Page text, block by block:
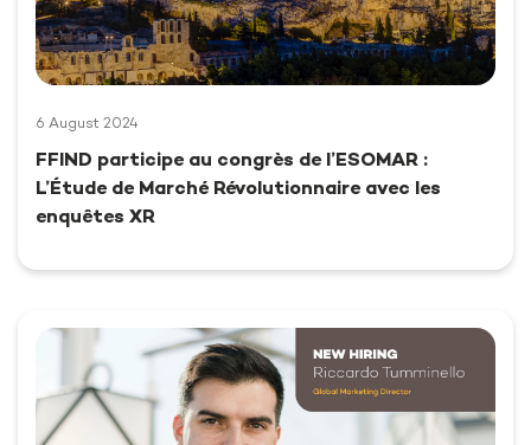
6 August 2024
FFIND participe au congrès de l’ESOMAR :
L’Étude de Marché Révolutionnaire avec les
enquêtes XR